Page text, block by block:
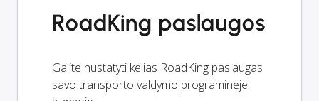
RoadKing paslaugos
Galite nustatyti kelias RoadKing paslaugas
savo transporto valdymo programinėje